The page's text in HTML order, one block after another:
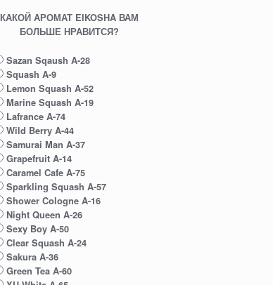
КАКОЙ АРОМАТ EIKOSHA ВАМ
БОЛЬШЕ НРАВИТСЯ?
Sazan Sqaush A-28
Squash A-9
Lemon Squash A-52
Marine Squash A-19
Lafrance A-74
Wild Berry A-44
Samurai Man A-37
Grapefruit A-14
Caramel Cafe A-75
Sparkling Squash A-57
Shower Cologne A-16
Night Queen A-26
Sexy Boy A-50
Clear Squash A-24
Sakura A-36
Green Tea A-60